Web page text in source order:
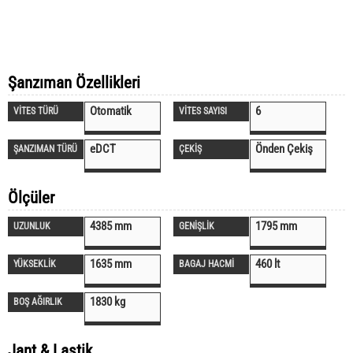
Şanzıman Özellikleri
VİTES TÜRÜ Otomatik VİTES SAYISI 6
ŞANZIMAN TÜRÜ eDCT ÇEKİŞ Önden Çekiş
Ölçüler
UZUNLUK 4385 mm GENİŞLİK 1795 mm
YÜKSEKLİK 1635 mm BAGAJ HACMİ 460 lt
BOŞ AĞIRLIK 1830 kg